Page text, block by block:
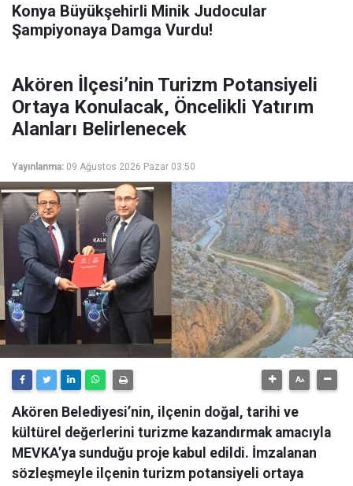
Konya Büyükşehirli Minik Judocular
Şampiyonaya Damga Vurdu!
Akören İlçesi’nin Turizm Potansiyeli
Ortaya Konulacak, Öncelikli Yatırım
Alanları Belirlenecek
Yayınlanma: 09 Ağustos 2026 Pazar 03:50
Akören Belediyesi’nin, ilçenin doğal, tarihi ve
kültürel değerlerini turizme kazandırmak amacıyla
MEVKA’ya sunduğu proje kabul edildi. İmzalanan
sözleşmeyle ilçenin turizm potansiyeli ortaya